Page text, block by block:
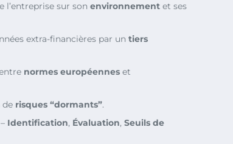
l’entreprise sur son environnement et ses
extra-financières par un tiers
normes européennes et
de risques “dormants”.
Identification, Évaluation, Seuils de